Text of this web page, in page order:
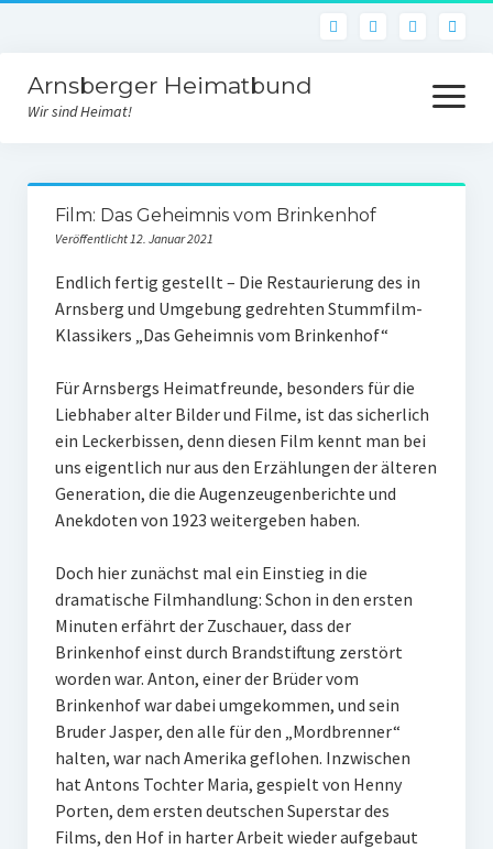
Arnsberger Heimatbund
Wir sind Heimat!
Menü
öffnen
Aktuelles
Archiv
Heimatbundraum
Von der Idee zur Umsetzung
Obstbäume
Rüdenburg
Sage von der ledernen Brücke – Version 1
Sage von der ledernen Brücke – Version 2
Thiergarten
Eisenberg
Film: Das Geheimnis vom Brinkenhof
Veröffentlicht 12. Januar 2021
Endlich fertig gestellt – Die Restaurierung des in
Arnsberg und Umgebung gedrehten Stummfilm-
Klassikers „Das Geheimnis vom Brinkenhof“
Für Arnsbergs Heimatfreunde, besonders für die
Liebhaber alter Bilder und Filme, ist das sicherlich
ein Leckerbissen, denn diesen Film kennt man bei
uns eigentlich nur aus den Erzählungen der älteren
Generation, die die Augenzeugenberichte und
Anekdoten von 1923 weitergeben haben.
Doch hier zunächst mal ein Einstieg in die
dramatische Filmhandlung: Schon in den ersten
Minuten erfährt der Zuschauer, dass der
Brinkenhof einst durch Brandstiftung zerstört
worden war. Anton, einer der Brüder vom
Brinkenhof war dabei umgekommen, und sein
Bruder Jasper, den alle für den „Mordbrenner“
halten, war nach Amerika geflohen. Inzwischen
hat Antons Tochter Maria, gespielt von Henny
Porten, dem ersten deutschen Superstar des
Films, den Hof in harter Arbeit wieder aufgebaut